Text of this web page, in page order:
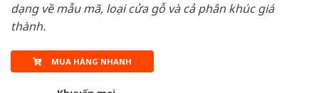
dạng về mẫu mã, loại cửa gỗ và cả phân khúc giá
thành.
MUA HÀNG NHANH